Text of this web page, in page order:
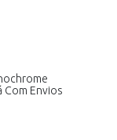
Com Envios